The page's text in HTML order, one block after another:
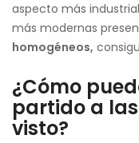
aspecto más
más modernas
homogéneos,
¿Cómo
partido a
visto?